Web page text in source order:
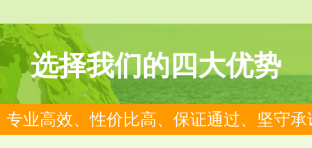
选择我们的四大优势
专业高效、性价比高、保证通过、坚守承